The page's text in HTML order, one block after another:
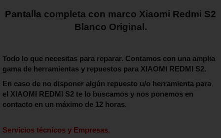
Pantalla completa con marco Xiaomi Redmi S2
Blanco Original.
Todo lo que necesitas para reparar. Contamos con una amplia
gama de herramientas y repuestos para XIAOMI REDMI S2.
En caso de no disponer algún repuesto u/o herramienta para
el XIAOMI REDMI S2 te lo buscamos y nos ponemos en
contacto en un máximo de 12 horas.
Servicios técnicos y Empresas.